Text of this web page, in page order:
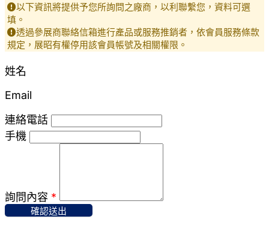
以下資訊將提供予您所詢問之廠商，以利聯繫您，資料可選
填。
透過參展商聯絡信箱進行產品或服務推銷者，依會員服務條款
規定，展昭有權停用該會員帳號及相關權限。
姓名
Email
連絡電話
手機
詢問內容 *
確認送出